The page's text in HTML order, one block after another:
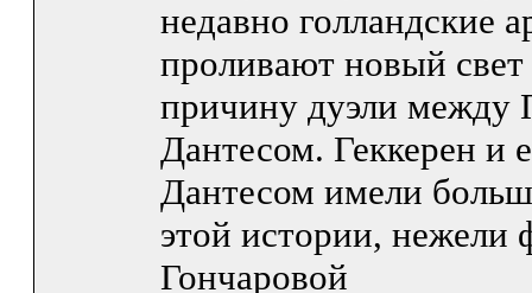
недавно голландские
проливают новый
причину дуэли
Дантесом. Геккерен и
Дантесом имели
этой истории, нежели
Гончаровой